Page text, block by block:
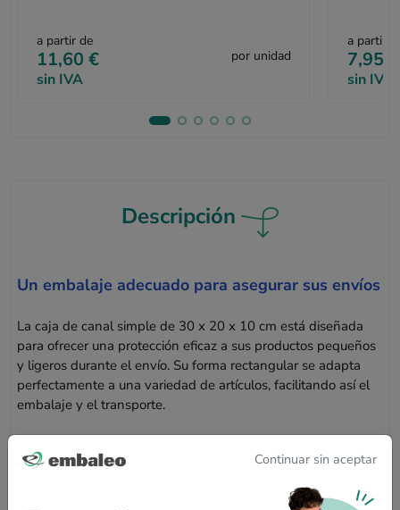
a partir de
11,60 €
sin IVA
por unidad
a partir
7,95 €
sin IVA
Descripción
Un embalaje adecuado para asegurar sus envíos
La caja de canal simple de 30 x 20 x 10 cm está diseñada
para ofrecer una protección eficaz a sus productos pequeños
y ligeros durante el envío. Su forma rectangular se adapta
perfectamente a una variedad de artículos, facilitando así el
embalaje y el transporte.
¿Por qué elegir esta caja?
Su estructura de canal simple garantiza una resistencia
Continuar sin aceptar